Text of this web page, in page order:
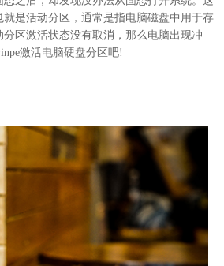
是活动分区，通常是指电脑磁盘中用于存
区激活状态没有取消，那么电脑出现冲
激活电脑硬盘分区吧!